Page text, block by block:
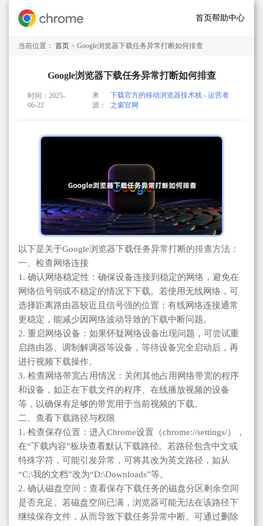
首页帮助中心
当前位置： 首页 > Google浏览器下载任务异常打断如何排查
Google浏览器下载任务异常打断如何排查
时间：2025-
06-22
来
源：
下载官方的移动浏览器技术栈 - 运营者
之窗官网
以下是关于Google浏览器下载任务异常打断的排查方法：
一、检查网络连接
1. 确认网络稳定性：确保设备连接到稳定的网络，避免在
网络信号弱或不稳定的情况下下载。若使用无线网络，可
选择距离路由器较近且信号强的位置；有线网络连接通常
更稳定，能减少因网络波动导致的下载中断问题。
2. 重启网络设备：如果怀疑网络设备出现问题，可尝试重
启路由器、调制解调器等设备，等待设备完全启动后，再
进行视频下载操作。
3. 检查网络带宽占用情况：关闭其他占用网络带宽的程序
和设备，如正在下载文件的程序、在线播放视频的设备
等，以确保有足够的带宽用于当前视频的下载。
二、查看下载路径与权限
1. 检查保存位置：进入Chrome设置（chrome://settings/），
在“下载内容”板块查看默认下载路径。若路径包含中文或
特殊字符，可能引发异常，可将其改为英文路径，如从
“C:\我的文档”改为“D:\Downloads”等。
2. 确认磁盘空间：查看保存下载任务的磁盘分区剩余空间
是否充足。若磁盘空间已满，浏览器可能无法在该路径下
继续保存文件，从而导致下载任务异常中断。可通过删除